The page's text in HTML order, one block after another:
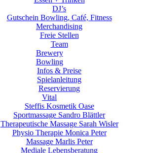
DJ’s
Gutschein Bowling, Café, Fitness
Merchandising
Freie Stellen
Team
Brewery
Bowling
Infos & Preise
Spielanleitung
Reservierung
Vital
Steffis Kosmetik Oase
Sportmassage Sandro Blättler
Therapeutische Massage Sarah Wisler
Physio Therapie Monica Peter
Massage Marlis Peter
Mediale Lebensberatung